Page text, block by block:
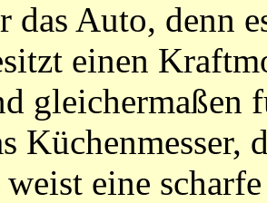
das Auto, denn
einen
gleichermaßen
Küchenmesser,
weist eine scharfe